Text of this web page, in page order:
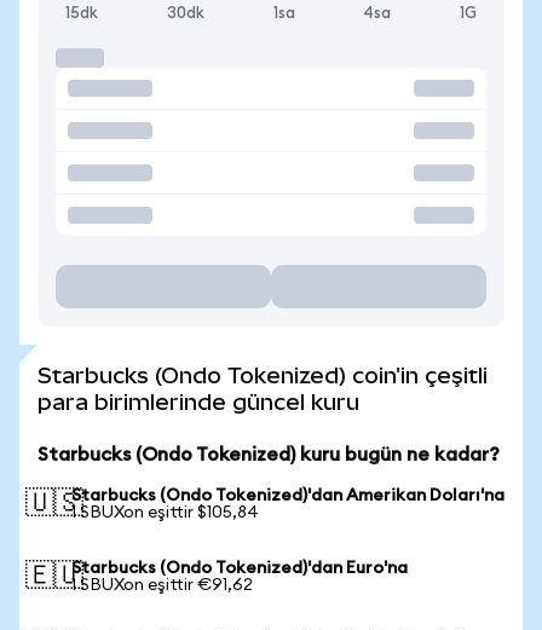
15dk 30dk 1sa 4sa 1G
Starbucks (Ondo Tokenized) coin'in çeşitli
para birimlerinde güncel kuru
Starbucks (Ondo Tokenized) kuru bugün ne kadar?
🇺🇸Starbucks (Ondo Tokenized)'dan Amerikan Doları'na
1 SBUXon eşittir $105,84
🇪🇺Starbucks (Ondo Tokenized)'dan Euro'na
1 SBUXon eşittir €91,62